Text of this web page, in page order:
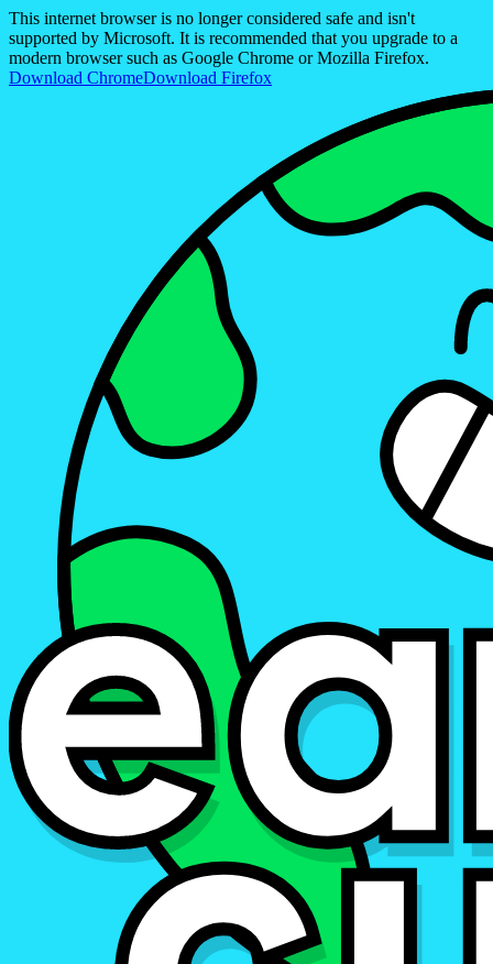
This internet browser is no longer considered safe and isn't
supported by Microsoft. It is recommended that you upgrade to a
modern browser such as Google Chrome or Mozilla Firefox.
Download ChromeDownload Firefox